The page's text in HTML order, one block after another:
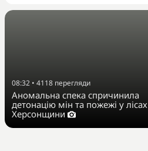
08:32 • 4118 перегляди
Аномальна спека спричинила
детонацію мін та пожежі у лісах
Херсонщини